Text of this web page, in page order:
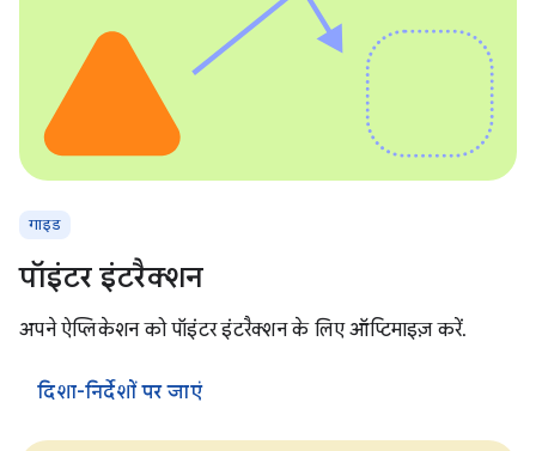
गाइड
पॉइंटर इंटरैक्शन
अपने ऐप्लिकेशन को पॉइंटर इंटरैक्शन के लिए ऑप्टिमाइज़ करें.
दिशा-निर्देशों पर जाएं